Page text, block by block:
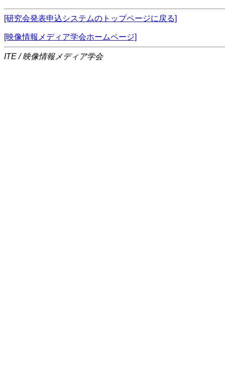
[研究会発表申込システムのトップページに戻る]
[映像情報メディア学会ホームページ]
ITE / 映像情報メディア学会